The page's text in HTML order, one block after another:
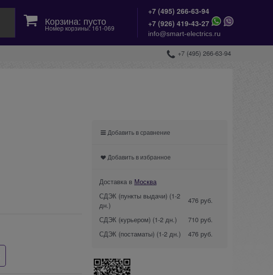
Корзина: пусто
Номер корзины: 161-069
+7 (495) 266-63-94
+7 (926) 419-43-27
info@smart-electrics.ru
+7 (495) 266-63-94
Добавить в сравнение
Добавить в избранное
Доставка в Москва
СДЭК (пункты выдачи) (1-2
дн.)
476 руб.
СДЭК (курьером) (1-2 дн.)
710 руб.
СДЭК (постаматы) (1-2 дн.) 476 руб.